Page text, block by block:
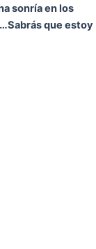
sonría en los
Sabrás que estoy